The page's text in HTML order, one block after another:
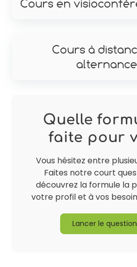
Cours en
Cours à
alternance
Quelle
faite pour
Vous hésitez entre
Faites notre court
découvrez la formule la
votre profil et à vos
Lancer le